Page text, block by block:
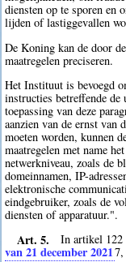
diensten op te sporen en
lijden of lastiggevallen
De Koning kan de door
maatregelen preciseren.
Het Instituut is bevoegd
instructies betreffende
toepassing van deze
aanzien van de ernst van
moeten worden, kunnen
maatregelen met name
netwerkniveau, zoals de
domeinnamen, IP-
elektronische
eindgebruiker, zoals de
diensten of apparatuur.".
Art. 5. In artikel 122
van 21 december 20217,